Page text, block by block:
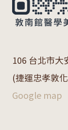
106 台北市大
(捷運忠孝敦
Google map